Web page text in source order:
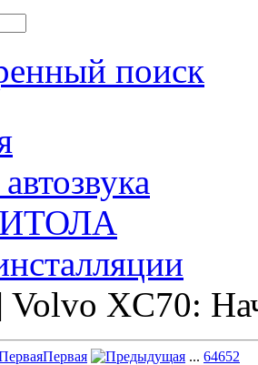
поиск
XC70:
Первая ... 64652